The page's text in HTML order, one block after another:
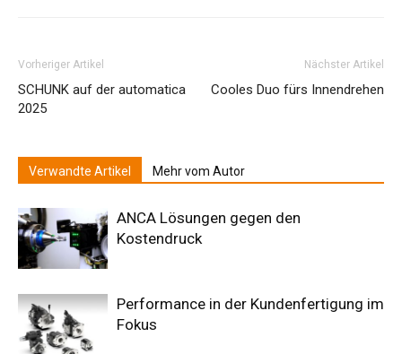
Vorheriger Artikel
SCHUNK auf der automatica
2025
Nächster Artikel
Cooles Duo fürs Innendrehen
Verwandte Artikel Mehr vom Autor
ANCA Lösungen gegen den
Kostendruck
Performance in der Kundenfertigung im
Fokus